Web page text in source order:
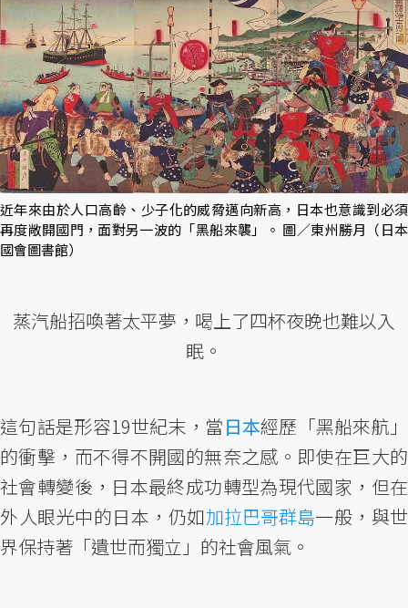
近年來由於人口高齡、少子化的威脅邁向新高，日本也意識到必須
再度敞開國門，面對另一波的「黑船來襲」。 圖／東州勝月（日本
國會圖書館）
蒸汽船招喚著太平夢，喝上了四杯夜晚也難以入
眠。
這句話是形容19世紀末，當日本經歷「黑船來航」
的衝擊，而不得不開國的無奈之感。即使在巨大的
社會轉變後，日本最終成功轉型為現代國家，但在
外人眼光中的日本，仍如加拉巴哥群島一般，與世
界保持著「遺世而獨立」的社會風氣。